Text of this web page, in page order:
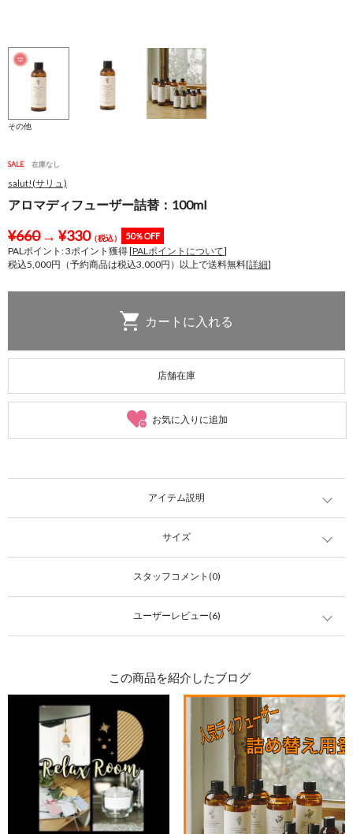
その他
SALE 在庫なし
salut!(サリュ)
アロマディフューザー詰替：100ml
¥660→ ¥330（税込） 50％OFF
PALポイント:3ポイント獲得 [PALポイントについて]
税込5,000円（予約商品は税込3,000円）以上で送料無料[詳細]
店舗在庫
お気に入りに追加
アイテム説明
サイズ
スタッフコメント(0)
ユーザーレビュー(6)
この商品を紹介したブログ